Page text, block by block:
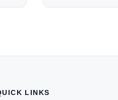
LINKS